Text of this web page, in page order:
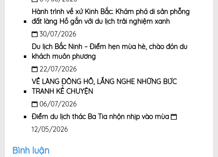
Hành trình về xứ Kinh Bắc: Khám phá di sản phỗng
đất làng Hồ gắn với du lịch trải nghiệm xanh
30/07/2026
Du lịch Bắc Ninh – Điểm hẹn mùa hè, chào đón du
khách muôn phương
22/07/2026
VỀ LÀNG ĐÔNG HỒ, LẮNG NGHE NHỮNG BỨC
TRANH KỂ CHUYỆN
06/07/2026
Điểm du lịch thác Ba Tia nhộn nhịp vào mùa
12/05/2026
Bình luận